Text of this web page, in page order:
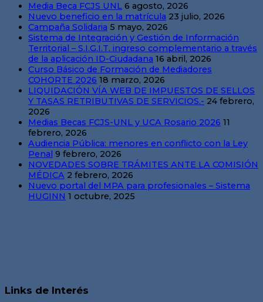
Media Beca FCJS UNL 6 agosto, 2026
Nuevo beneficio en la matrícula 23 julio, 2026
Campaña Solidaria 5 mayo, 2026
Sistema de Integración y Gestión de Información
Territorial – S.I.G.I.T. ingreso complementario a través
de la aplicación ID-Ciudadana 16 abril, 2026
Curso Básico de Formación de Mediadores
COHORTE 2026 18 marzo, 2026
LIQUIDACIÓN VÍA WEB DE IMPUESTOS DE SELLOS
Y TASAS RETRIBUTIVAS DE SERVICIOS.- 24 febrero,
2026
Medias Becas FCJS-UNL y UCA Rosario 2026 11
febrero, 2026
Audiencia Pública: menores en conflicto con la Ley
Penal 9 febrero, 2026
NOVEDADES SOBRE TRÁMITES ANTE LA COMISIÓN
MÉDICA 2 febrero, 2026
Nuevo portal del MPA para profesionales – Sistema
HUGINN 1 octubre, 2025
Links de Interés